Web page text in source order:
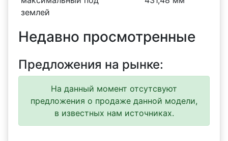
землей
Недавно просмотренные
Предложения на рынке:
На данный момент отсутсвуют
предложения о продаже данной модели,
в известных нам источниках.